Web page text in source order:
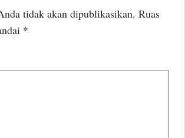
tidak akan dipublikasikan. Ruas
*